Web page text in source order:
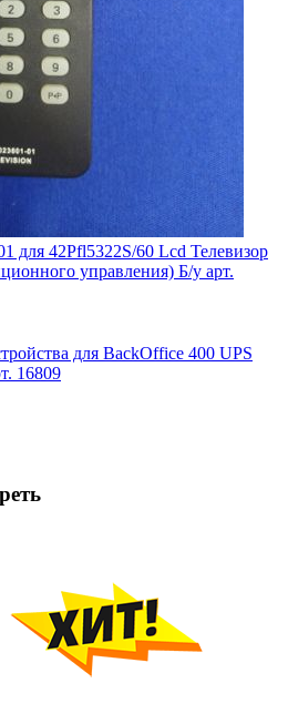
для 42Pfl5322S/60 Lcd Телевизор
управления) Б/у арт.
для BackOffice 400 UPS
16809